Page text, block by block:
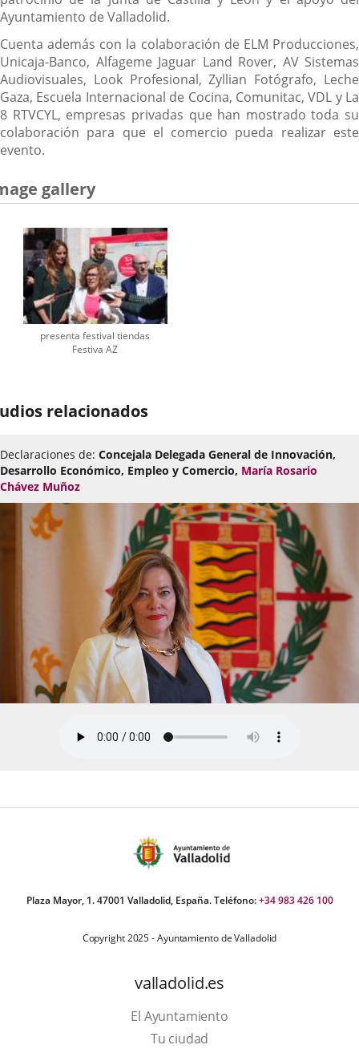
Ayuntamiento de Valladolid.
Cuenta además con la colaboración de ELM Producciones,
Unicaja-Banco, Alfageme Jaguar Land Rover, AV Sistemas
Audiovisuales, Look Profesional, Zyllian Fotógrafo, Leche
Gaza, Escuela Internacional de Cocina, Comunitac, VDL y La
8 RTVCYL, empresas privadas que han mostrado toda su
colaboración para que el comercio pueda realizar este
evento.
gallery
presenta festival tiendas
Festiva AZ
relacionados
Declaraciones de: Concejala Delegada General de Innovación,
Desarrollo Económico, Empleo y Comercio, María Rosario
Chávez Muñoz
Plaza Mayor, 1. 47001 Valladolid, España. Teléfono:+34 983 426 100
Copyright 2025 - Ayuntamiento de Valladolid
valladolid.es
El Ayuntamiento
Tu ciudad